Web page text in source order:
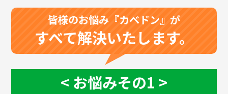
皆様のお悩み 『カベドン』 が
すべて解決いたします。
お悩みその1